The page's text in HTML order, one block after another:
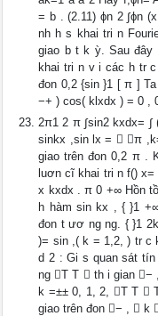
= b . (2.11) ϕn 2 ∫ϕn
nh h s khai tri n
giao b t k ỳ. Sau
khai tri n v i các h tr
đon 0,2 {sin }1 [ π ]
−+ ) cos( klxdx ) = 0 ,
2π1 2 π ∫sin2 kxdx=
sinkx ,sin lx =  π
giao trên đon 0,2 π .
luơn cĩ khai tri n f()
x kxdx . π 0 +∞ Hồn
h hàm sin kx , { }1
đon t ươ ng ng. { }1
)= sin ,( k = 1,2, ) tr c
d 2 : Gi s quan sát
ng T T  th i gian
k =±± 0, 1, 2, T T 
giao trên đon − ,  k